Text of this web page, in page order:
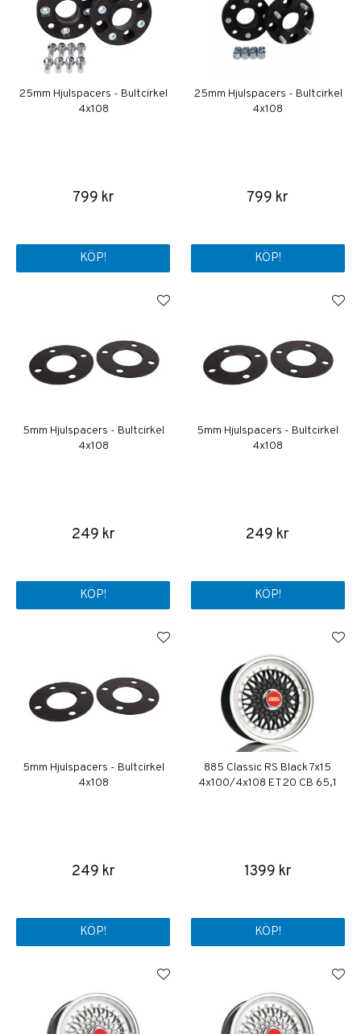
25mm Hjulspacers - Bultcirkel
4x108
799 kr
KÖP!
25mm Hjulspacers - Bultcirkel
4x108
799 kr
KÖP!
5mm Hjulspacers - Bultcirkel
4x108
249 kr
KÖP!
5mm Hjulspacers - Bultcirkel
4x108
249 kr
KÖP!
5mm Hjulspacers - Bultcirkel
4x108
249 kr
KÖP!
885 Classic RS Black 7x15
4x100/4x108 ET20 CB 65,1
1399 kr
KÖP!